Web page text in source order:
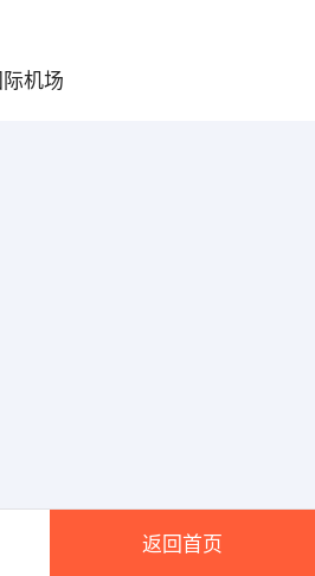
机场
返回首页